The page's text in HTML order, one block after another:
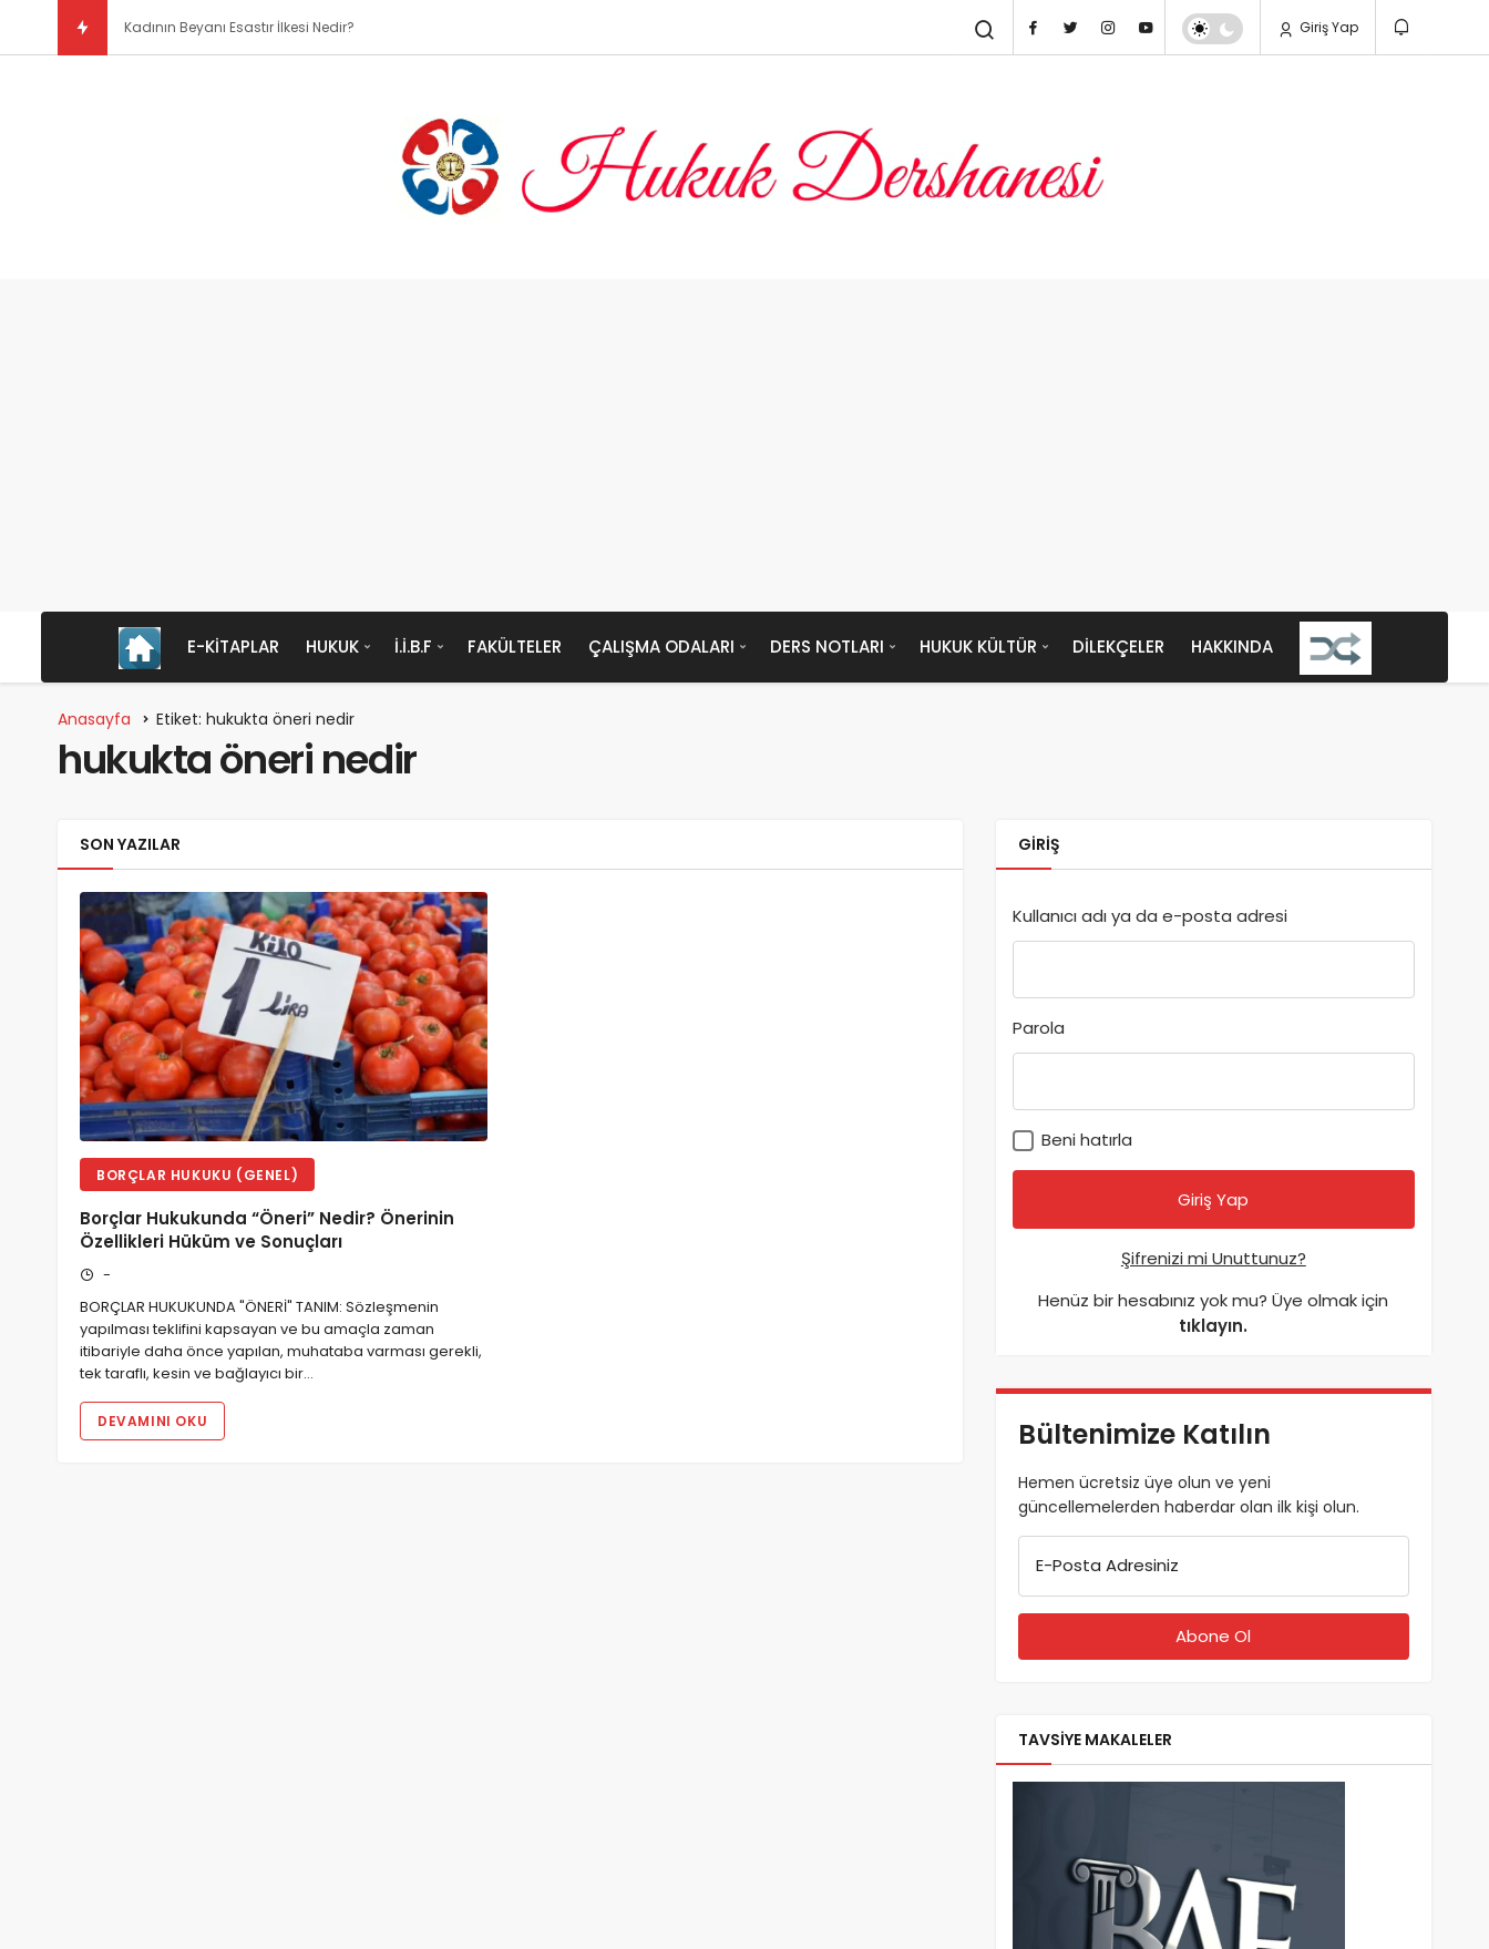
Doğal Hukuk Kuramı Nedi Giriş Yap
E-KITAPLAR HUKUK İ.İ.B.F FAKÜLTELER ÇALIŞMA ODALARI DERS NOTLARI HUKUK KÜLTÜR DILEKÇELER HAKKINDA
Anasayfa Etiket: hukukta öneri nedir
hukukta öneri nedir
SON YAZILAR
BORÇLAR HUKUKU (GENEL)
Borçlar Hukukunda “Öneri” Nedir? Önerinin
Özellikleri Hüküm ve Sonuçları
-
BORÇLAR HUKUKUNDA "ÖNERİ" TANIM: Sözleşmenin
yapılması teklifini kapsayan ve bu amaçla zaman
itibariyle daha önce yapılan, muhataba varması gerekli,
tek taraflı, kesin ve bağlayıcı bir…
DEVAMINI OKU
GIRIŞ
Kullanıcı adı ya da e-posta adresi
Parola
Beni hatırla
Şifrenizi mi Unuttunuz?
Henüz bir hesabınız yok mu? Üye olmak için
tıklayın.
Bültenimize Katılın
Hemen ücretsiz üye olun ve yeni
güncellemelerden haberdar olan ilk kişi olun.
E-Posta Adresiniz
TAVSİYE MAKALELER